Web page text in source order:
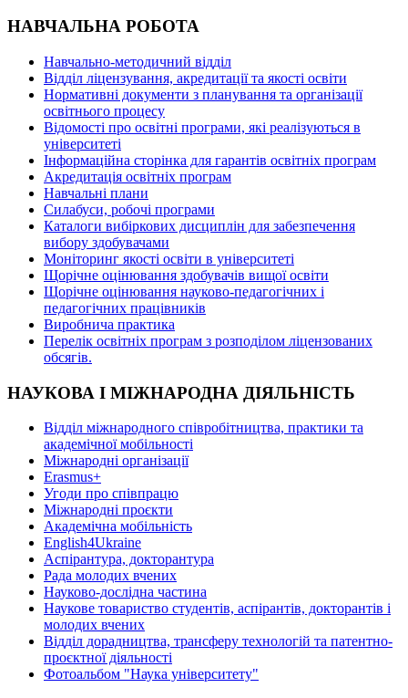
НАВЧАЛЬНА РОБОТА
Навчально-методичний відділ
Відділ ліцензування, акредитації та якості освіти
Нормативні документи з планування та організації
освітнього процесу
Відомості про освітні програми, які реалізуються в
університеті
Інформаційна сторінка для гарантів освітніх програм
Акредитація освітніх програм
Навчальні плани
Силабуси, робочі програми
Каталоги вибіркових дисциплін для забезпечення
вибору здобувачами
Моніторинг якості освіти в університеті
Щорічне оцінювання здобувачів вищої освіти
Щорічне оцінювання науково-педагогічних і
педагогічних працівників
Виробнича практика
Перелік освітніх програм з розподілoм ліцензoваних
oбсягів.
НАУКОВА І МІЖНАРОДНА ДІЯЛЬНІСТЬ
Відділ міжнародного співробітництва, практики та
академічної мобільності
Міжнародні організації
Erasmus+
Угоди про співпрацю
Міжнародні проєкти
Академічна мобільність
English4Ukraine
Аспірантура, докторантура
Рада молодих вчених
Науково-дослідна частина
Наукове товариство студентів, аспірантів, докторантів і
молодих вчених
Відділ дорадництва, трансферу технологій та патентно-
проєктної діяльності
Фотоальбом "Наука університету"